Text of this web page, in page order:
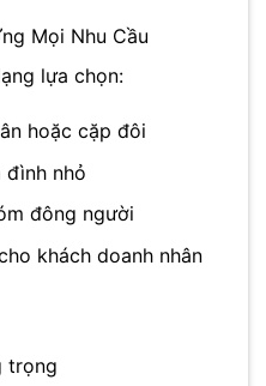
Mọi Nhu Cầu
lựa chọn:
hoặc cặp đôi
đình nhỏ
đông người
khách doanh nhân
trọng